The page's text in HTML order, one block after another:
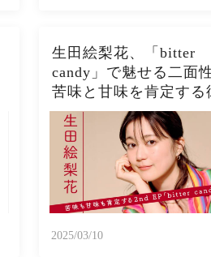
生田絵梨花、「bitter
candy」で魅せる二面
苦味と甘味を肯定する
の進化とは？
2025/03/10